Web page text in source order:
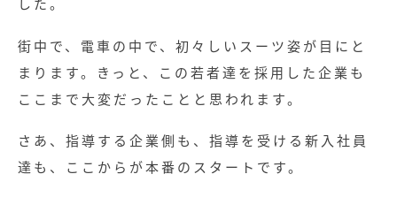
街中で、電車の中で、初々しいスーツ姿が目にと
まります。きっと、この若者達を採用した企業も
ここまで大変だったことと思われます。
さあ、指導する企業側も、指導を受ける新入社員
達も、ここからが本番のスタートです。